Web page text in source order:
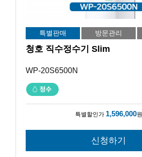
특별판매 방문관리
청호 직수정수기 Slim
WP-20S6500N
특별할인가 1,596,000원